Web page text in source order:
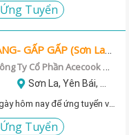
Ứng Tuyển
GIÁM SÁT BÁN HÀNG- GẤP GẤP (Sơn La, Phú Thọ, Yên Bái, Bắc Kạn)
Acecook Việt Nam - Công Ty Cổ Phần Acecook Việt Nam
Sơn La, Yên Bái, Phú Thọ
Bạn chỉ còn duy nhất ngày hôm nay để ứng tuyển vị trí này!
Ứng Tuyển